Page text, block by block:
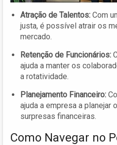
Atração de Talentos: Com
justa, é possível atrair os
mercado.
Retenção de Funcionários:
ajuda a manter os
a rotatividade.
Planejamento Financeiro:
ajuda a empresa a planejar
surpresas financeiras.
Como Navegar no